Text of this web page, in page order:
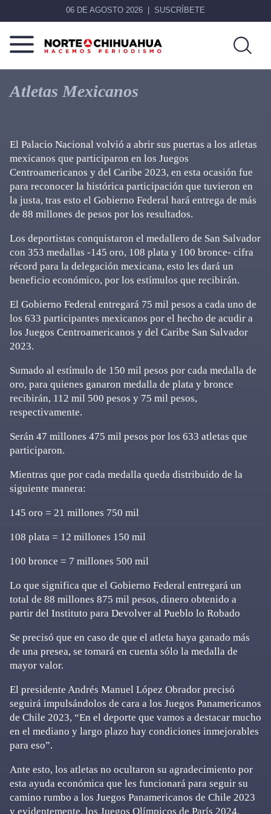
06 DE AGOSTO 2026 SUSCRÍBETE
Norte
Chihuahua
Más
que
noticias,
Atletas Mexicanos
El Palacio Nacional volvió a abrir sus puertas a los atletas
mexicanos que participaron en los Juegos
Centroamericanos y del Caribe 2023, en esta ocasión fue
para reconocer la histórica participación que tuvieron en
la justa, tras esto el Gobierno Federal hará entrega de más
de 88 millones de pesos por los resultados.
Los deportistas conquistaron el medallero de San Salvador
con 353 medallas -145 oro, 108 plata y 100 bronce- cifra
récord para la delegación mexicana, esto les dará un
beneficio económico, por los estímulos que recibirán.
El Gobierno Federal entregará 75 mil pesos a cada uno de
los 633 participantes mexicanos por el hecho de acudir a
los Juegos Centroamericanos y del Caribe San Salvador
2023.
Sumado al estímulo de 150 mil pesos por cada medalla de
oro, para quienes ganaron medalla de plata y bronce
recibirán, 112 mil 500 pesos y 75 mil pesos,
respectivamente.
Serán 47 millones 475 mil pesos por los 633 atletas que
participaron.
Mientras que por cada medalla queda distribuido de la
siguiente manera:
145 oro = 21 millones 750 mil
108 plata = 12 millones 150 mil
100 bronce = 7 millones 500 mil
Lo que significa que el Gobierno Federal entregará un
total de 88 millones 875 mil pesos, dinero obtenido a
partir del Instituto para Devolver al Pueblo lo Robado
Se precisó que en caso de que el atleta haya ganado más
de una presea, se tomará en cuenta sólo la medalla de
mayor valor.
El presidente Andrés Manuel López Obrador precisó
seguirá impulsándolos de cara a los Juegos Panamericanos
de Chile 2023, “En el deporte que vamos a destacar mucho
en el mediano y largo plazo hay condiciones inmejorables
para eso”.
Ante esto, los atletas no ocultaron su agradecimiento por
esta ayuda económica que les funcionará para seguir su
camino rumbo a los Juegos Panamericanos de Chile 2023
y evidentemente, los Juegos Olímpicos de París 2024.